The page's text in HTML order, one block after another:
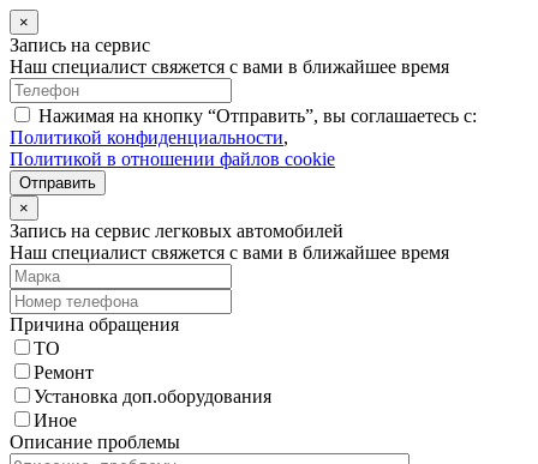
×
Запись на сервис
Наш специалист свяжется с вами в ближайшее время
Нажимая на кнопку “Отправить”, вы соглашаетесь с:
Политикой конфиденциальности,
Политикой в отношении файлов cookie
Отправить
×
Запись на сервис легковых автомобилей
Наш специалист свяжется с вами в ближайшее время
Причина обращения
ТО
Ремонт
Установка доп.оборудования
Иное
Описание проблемы